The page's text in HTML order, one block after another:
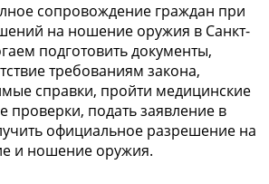
сопровождение граждан при
на ношение оружия в Санкт-
подготовить документы,
требованиям закона,
справки, пройти медицинские
проверки, подать заявление в
официальное разрешение на
и ношение оружия.